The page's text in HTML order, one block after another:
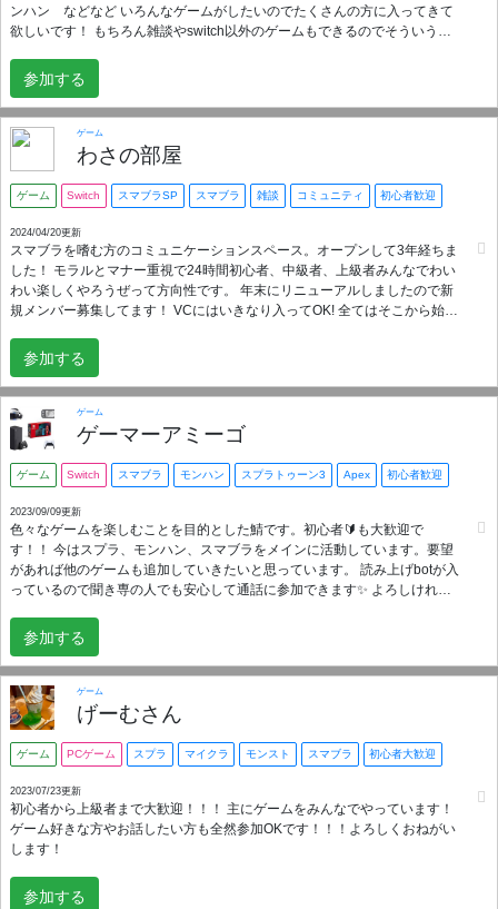
ンハン などなど いろんなゲームがしたいのでたくさんの方に入ってきて
欲しいです！ もちろん雑談やswitch以外のゲームもできるのでそういう方
参加する
ゲーム
わさの部屋
ゲーム Switch スマブラSP スマブラ 雑談 コミュニティ 初心者歓迎
2024/04/20更新
スマブラを嗜む方のコミュニケーションスペース。オープンして3年経ちま
した！ モラルとマナー重視で24時間初心者、中級者、上級者みんなでわい
わい楽しくやろうぜって方向性です。 年末にリニューアルしましたので新
規メンバー募集してます！ VCにはいきなり入ってOK! 全てはそこから始ま
徴は集まりがいいところ。 誰でも参加できる大会や東西戦もやってますの
で、是非一緒に遊びましょう！ 雑談や別ゲーも募集可能です！宜しくお願
い致します！ Japanese language only sorry.
参加する
ゲーム
ゲーマーアミーゴ
ゲーム Switch スマブラ モンハン スプラトゥーン3 Apex 初心者歓迎
2023/09/09更新
色々なゲームを楽しむことを目的とした鯖です。初心者🔰も大歓迎で
す！！ 今はスプラ、モンハン、スマブラをメインに活動しています。要望
があれば他のゲームも追加していきたいと思っています。 読み上げbotが入
っているので聞き専の人でも安心して通話に参加できます✨️ よろしければ
参加する
ゲーム
げーむさん
ゲーム PCゲーム スプラ マイクラ モンスト スマブラ 初心者大歓迎
2023/07/23更新
初心者から上級者まで大歓迎！！！ 主にゲームをみんなでやっています！
ゲーム好きな方やお話したい方も全然参加OKです！！！よろしくおねがい
します！
参加する